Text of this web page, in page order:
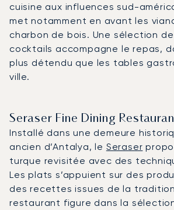
cuisine aux influences sud-
met notamment en avant les
charbon de bois. Une sélection
cocktails accompagne le repas,
plus détendu que les tables
ville.
Seraser Fine Dining
Installé dans une demeure
ancien d’Antalya, le Seraser
turque revisitée avec des
Les plats s’appuient sur des
des recettes issues de la
restaurant figure dans la